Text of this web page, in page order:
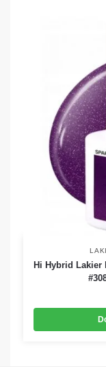
Hi Hybrid Lakier